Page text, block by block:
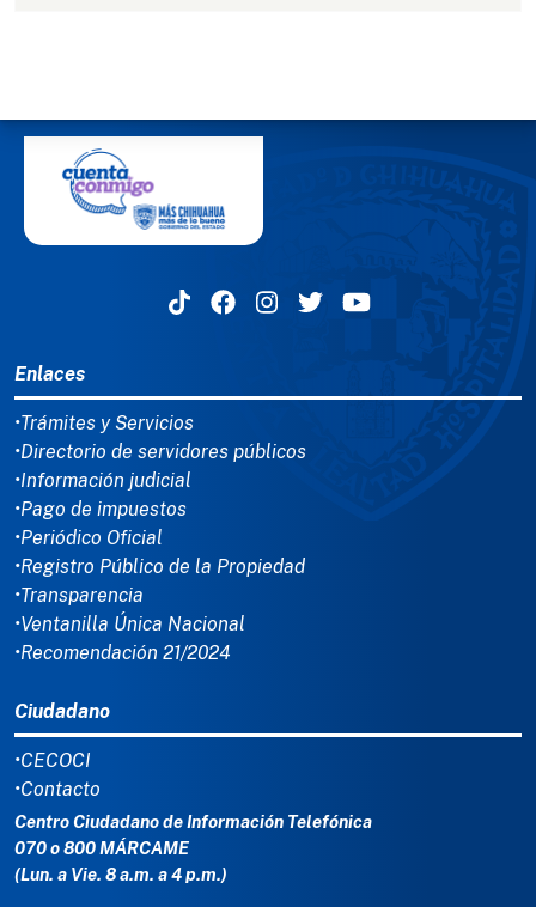
Enlaces
•Trámites y Servicios
•Directorio de servidores públicos
•Información judicial
•Pago de impuestos
•Periódico Oficial
•Registro Público de la Propiedad
•Transparencia
•Ventanilla Única Nacional
•Recomendación 21/2024
Ciudadano
•CECOCI
•Contacto
Centro Ciudadano de Información Telefónica
070 o 800 MÁRCAME
(Lun. a Vie. 8 a.m. a 4 p.m.)